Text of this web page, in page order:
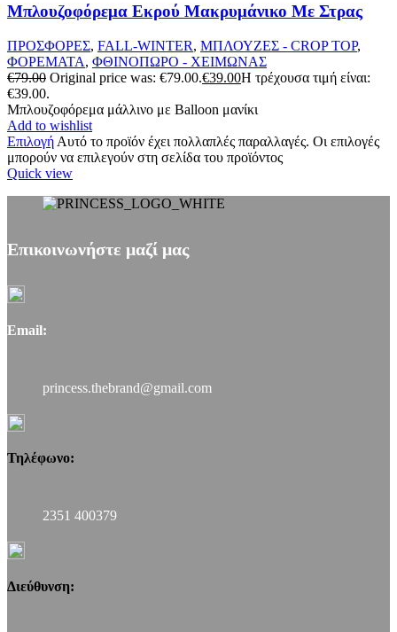
Μπλουζοφόρεμα Εκρού Μακρυμάνικο Με Στρας
ΠΡΟΣΦΟΡΕΣ, FALL-WINTER, ΜΠΛΟΥΖΕΣ - CROP TOP,
ΦΟΡΕΜΑΤΑ, ΦΘΙΝΟΠΩΡΟ - ΧΕΙΜΩΝΑΣ
€79.00 Original price was: €79.00.€39.00Η τρέχουσα τιμή είναι:
€39.00.
Μπλουζοφόρεμα μάλλινο με Balloon μανίκι
Add to wishlist
Επιλογή Αυτό το προϊόν έχει πολλαπλές παραλλαγές. Οι επιλογές
μπορούν να επιλεγούν στη σελίδα του προϊόντος
Quick view
Επικοινωνήστε μαζί μας
Email:
princess.thebrand@gmail.com
Τηλέφωνο:
2351 400379
Διεύθυνση: